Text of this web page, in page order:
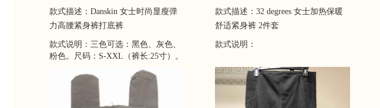
款式描述：Danskin 女士时尚显瘦弹
力高腰紧身裤打底裤
款式说明：三色可选：黑色、灰色、
粉色。尺码：S-XXL（裤长:25寸）。
面料:黑，67%聚酯纤维+15%氨纶；
灰/粉，67%聚酯纤维+21%尼龙+12%
氨纶。亲肤面料，触感柔软，贴身舒
适。高腰设计，长度适宜，不仅穿着
款式描述：32 degrees 女士加热保暖
舒适紧身裤 2件套
款式说明：